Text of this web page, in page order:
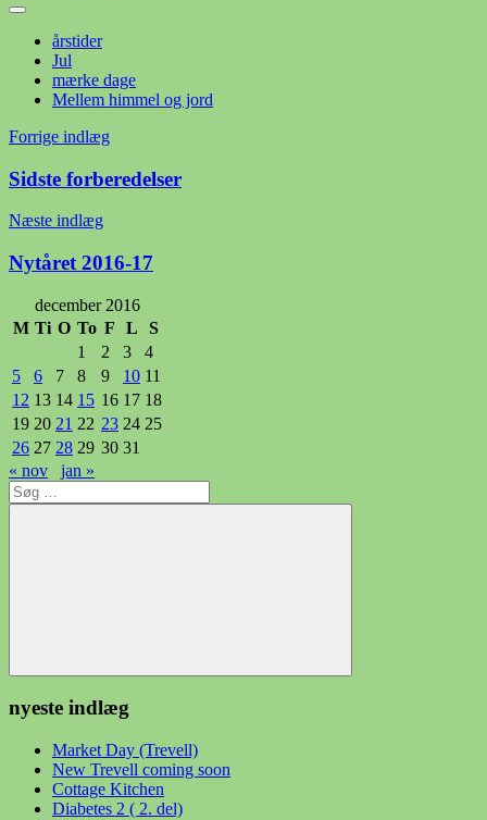
årstider
Jul
mærke dage
Mellem himmel og jord
Indlægsnavigation
Forrige indlæg
Sidste forberedelser
Næste indlæg
Nytåret 2016-17
december 2016
M Ti O To F L
S
1
2 3
4
5
6 7 8 9 10 11
12 13 14 15 16 17 18
19 20 21 22 23 24 25
26 27 28 29 30 31
« nov
jan »
Søg
efter:
Søg
nyeste indlæg
Market Day (Trevell)
New Trevell coming soon
Cottage Kitchen
Diabetes 2 ( 2. del)